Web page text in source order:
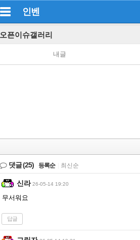
인벤
오픈이슈갤러리
내글
댓글(25) 등록순 최신순
신라 26-05-14 19:20
무서워요
답글